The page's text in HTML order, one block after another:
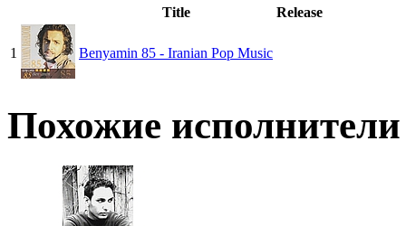
Title Release
1 Benyamin 85 - Iranian Pop Music
Похожие исполнители